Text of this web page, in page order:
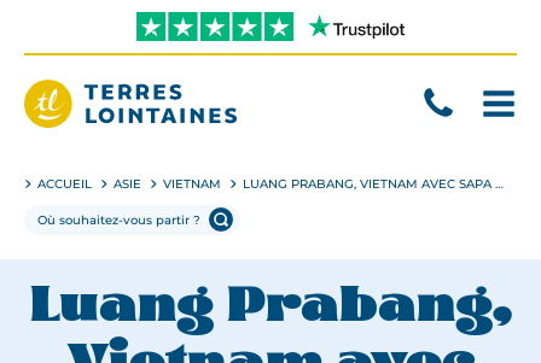
directement
contenu
ACCUEIL ASIE VIETNAM LUANG PRABANG, VIETNAM AVEC SAPA ET ANGKOR EN PETIT GROUPE
Luang Prabang,